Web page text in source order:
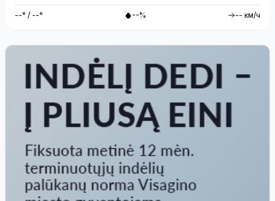
--° / --° --% -- км/ч